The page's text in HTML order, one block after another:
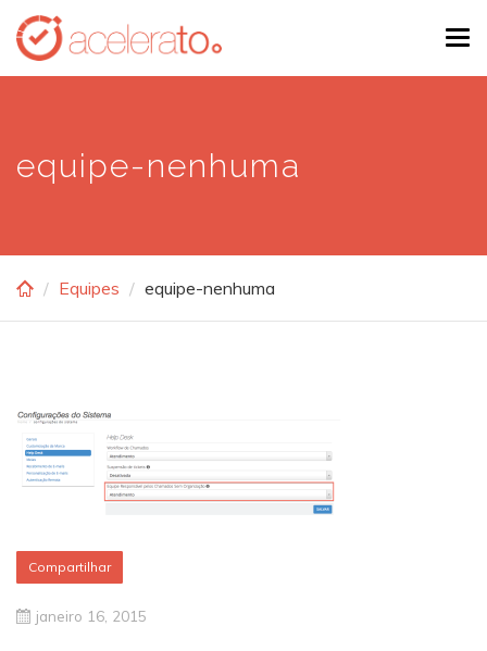
Skip
main
equipe-nenhuma
Equipes equipe-nenhuma
Compartilhar
janeiro 16, 2015